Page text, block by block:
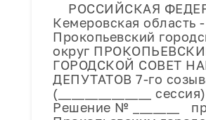
РОССИЙСКАЯ
Кемеровская область
Прокопьевский
округ
ГОРОДСКОЙ СОВЕТ
ДЕПУТАТОВ 7-го
(______________ сессия)
Решение № _______